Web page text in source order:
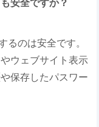
安全ですか？
のは安全です。
ウェブサイト表示
保存したパスワー